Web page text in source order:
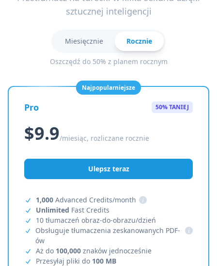
sztucznej inteligencji
Miesięcznie Rocznie
Oszczędź do 50% z planem rocznym
Najpopularniejsze
Pro 50% TANIEJ
$9.9/miesiąc, rozliczane rocznie
Ulepsz teraz
1,000 Advanced Credits/month
i
Unlimited Fast Credits
10 tłumaczeń obraz-do-obrazu/dzień
Obsługuje tłumaczenia zeskanowanych PDF-
ów
i
Aż do 100,000 znaków jednocześnie
Przesyłaj pliki do 100 MB